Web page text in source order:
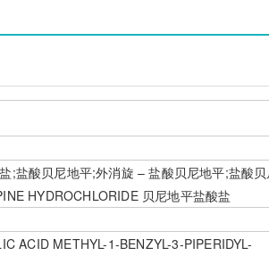
盐酸贝尼地平;外消旋 – 盐酸贝尼地平;盐酸
HYDROCHLORIDE 贝尼地平盐酸盐
ACID METHYL-1-BENZYL-3-PIPERIDYL-